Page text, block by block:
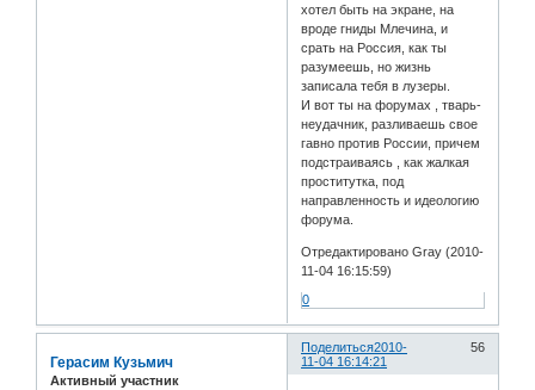
хотел быть на экране, на
вроде гниды Млечина, и
срать на Россия, как ты
разумеешь, но жизнь
записала тебя в лузеры.
И вот ты на форумах , тварь-
неудачник, разливаешь свое
гавно против России, причем
подстраиваясь , как жалкая
проститутка, под
направленность и идеологию
форума.
Отредактировано Gray (2010-
11-04 16:15:59)
0
Поделиться 56
2010-
11-04 16:14:21
Герасим Кузьмич
Активный участник